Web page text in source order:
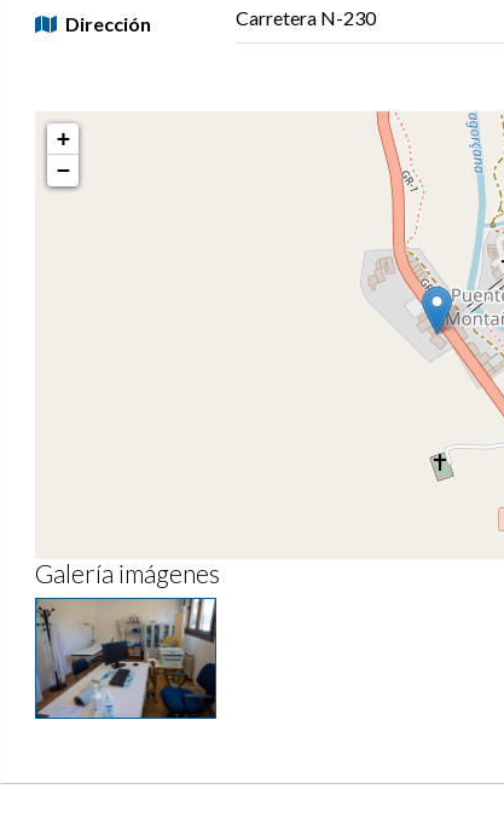
Dirección Carretera N-230
+
−
Galería imágenes